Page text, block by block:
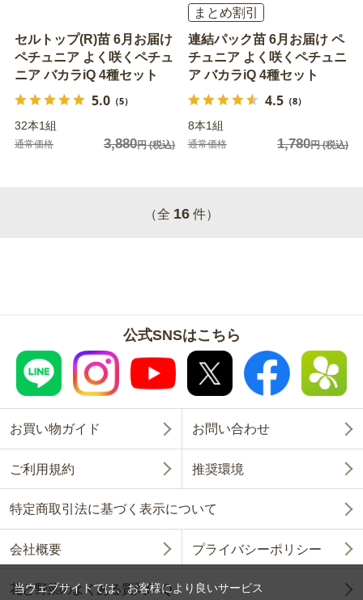
セルトップ(R)苗 6月お届け
ペチュニア よく咲くペチュ
ニア バカラiQ 4種セット
5.0（5）
32本1組
通常価格 3,880円(税込)
まとめ割引
連結パック苗 6月お届け ペ
チュニア よく咲くペチュニ
ア バカラiQ 4種セット
4.5（8）
8本1組
通常価格 1,780円(税込)
（全 16 件）
公式SNSはこちら
お買い物ガイド お問い合わせ
ご利用規約 推奨環境
特定商取引法に基づく表示について
会社概要 プライバシーポリシー
花と野菜のよくある質問FAQ
当ウェブサイトでは、お客様により良いサービス